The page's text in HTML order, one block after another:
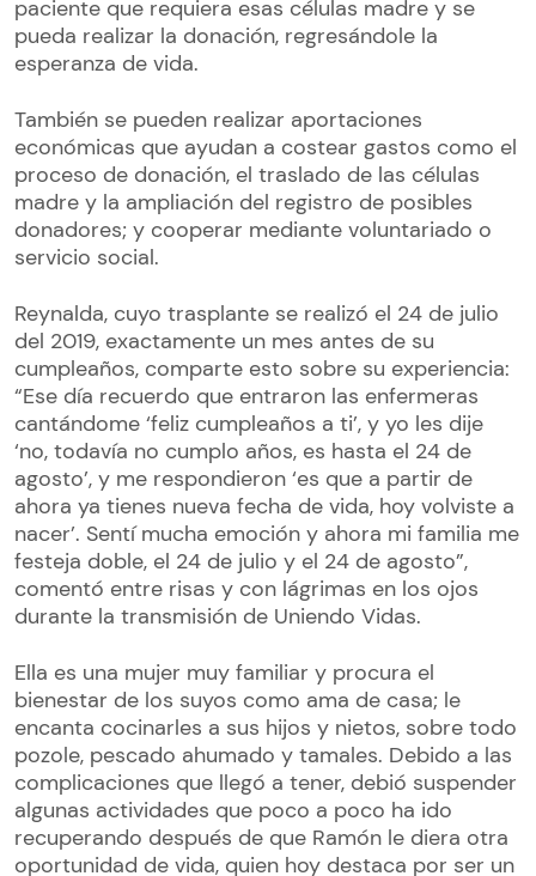
paciente que requiera esas células madre y se
pueda realizar la donación, regresándole la
esperanza de vida.
También se pueden realizar aportaciones
económicas que ayudan a costear gastos como el
proceso de donación, el traslado de las células
madre y la ampliación del registro de posibles
donadores; y cooperar mediante voluntariado o
servicio social.
Reynalda, cuyo trasplante se realizó el 24 de julio
del 2019, exactamente un mes antes de su
cumpleaños, comparte esto sobre su experiencia:
“Ese día recuerdo que entraron las enfermeras
cantándome ‘feliz cumpleaños a ti’, y yo les dije
‘no, todavía no cumplo años, es hasta el 24 de
agosto’, y me respondieron ‘es que a partir de
ahora ya tienes nueva fecha de vida, hoy volviste a
nacer’. Sentí mucha emoción y ahora mi familia me
festeja doble, el 24 de julio y el 24 de agosto”,
comentó entre risas y con lágrimas en los ojos
durante la transmisión de Uniendo Vidas.
Ella es una mujer muy familiar y procura el
bienestar de los suyos como ama de casa; le
encanta cocinarles a sus hijos y nietos, sobre todo
pozole, pescado ahumado y tamales. Debido a las
complicaciones que llegó a tener, debió suspender
algunas actividades que poco a poco ha ido
recuperando después de que Ramón le diera otra
oportunidad de vida, quien hoy destaca por ser un